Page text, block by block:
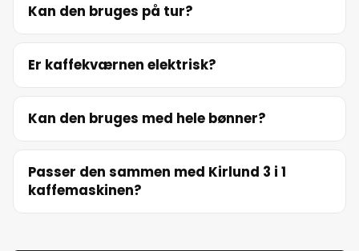
Kan den bruges på tur?
Er kaffekværnen elektrisk?
Kan den bruges med hele bønner?
Passer den sammen med Kirlund 3 i 1
kaffemaskinen?